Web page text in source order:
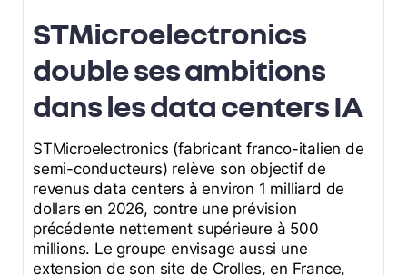
STMicroelectronics
double ses ambitions
dans les data centers IA
STMicroelectronics (fabricant franco-italien de
semi-conducteurs) relève son objectif de
revenus data centers à environ 1 milliard de
dollars en 2026, contre une prévision
précédente nettement supérieure à 500
millions. Le groupe envisage aussi une
extension de son site de Crolles, en France,